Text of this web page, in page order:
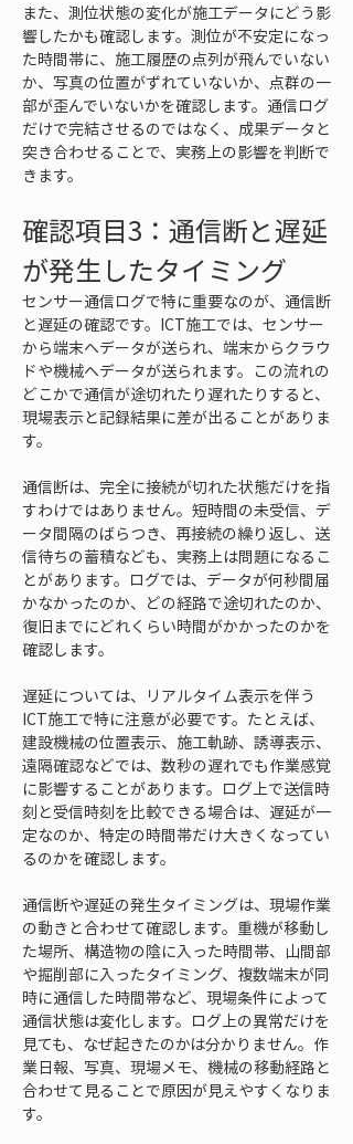
また、測位状態の変化が施工データにどう影
響したかも確認します。測位が不安定になっ
た時間帯に、施工履歴の点列が飛んでいない
か、写真の位置がずれていないか、点群の一
部が歪んでいないかを確認します。通信ログ
だけで完結させるのではなく、成果データと
突き合わせることで、実務上の影響を判断で
きます。
確認項目3：通信断と遅延
が発生したタイミング
センサー通信ログで特に重要なのが、通信断
と遅延の確認です。ICT施工では、センサー
から端末へデータが送られ、端末からクラウ
ドや機械へデータが送られます。この流れの
どこかで通信が途切れたり遅れたりすると、
現場表示と記録結果に差が出ることがありま
す。
通信断は、完全に接続が切れた状態だけを指
すわけではありません。短時間の未受信、デ
ータ間隔のばらつき、再接続の繰り返し、送
信待ちの蓄積なども、実務上は問題になるこ
とがあります。ログでは、データが何秒間届
かなかったのか、どの経路で途切れたのか、
復旧までにどれくらい時間がかかったのかを
確認します。
遅延については、リアルタイム表示を伴う
ICT施工で特に注意が必要です。たとえば、
建設機械の位置表示、施工軌跡、誘導表示、
遠隔確認などでは、数秒の遅れでも作業感覚
に影響することがあります。ログ上で送信時
刻と受信時刻を比較できる場合は、遅延が一
定なのか、特定の時間帯だけ大きくなってい
るのかを確認します。
通信断や遅延の発生タイミングは、現場作業
の動きと合わせて確認します。重機が移動し
た場所、構造物の陰に入った時間帯、山間部
や掘削部に入ったタイミング、複数端末が同
時に通信した時間帯など、現場条件によって
通信状態は変化します。ログ上の異常だけを
見ても、なぜ起きたのかは分かりません。作
業日報、写真、現場メモ、機械の移動経路と
合わせて見ることで原因が見えやすくなりま
す。